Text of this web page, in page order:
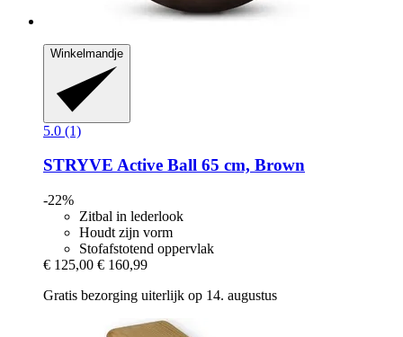
Winkelmandje
5.0 (1)
STRYVE Active Ball 65 cm, Brown
-22%
Zitbal in lederlook
Houdt zijn vorm
Stofafstotend oppervlak
€ 125,00 € 160,99
Gratis bezorging uiterlijk op 14. augustus